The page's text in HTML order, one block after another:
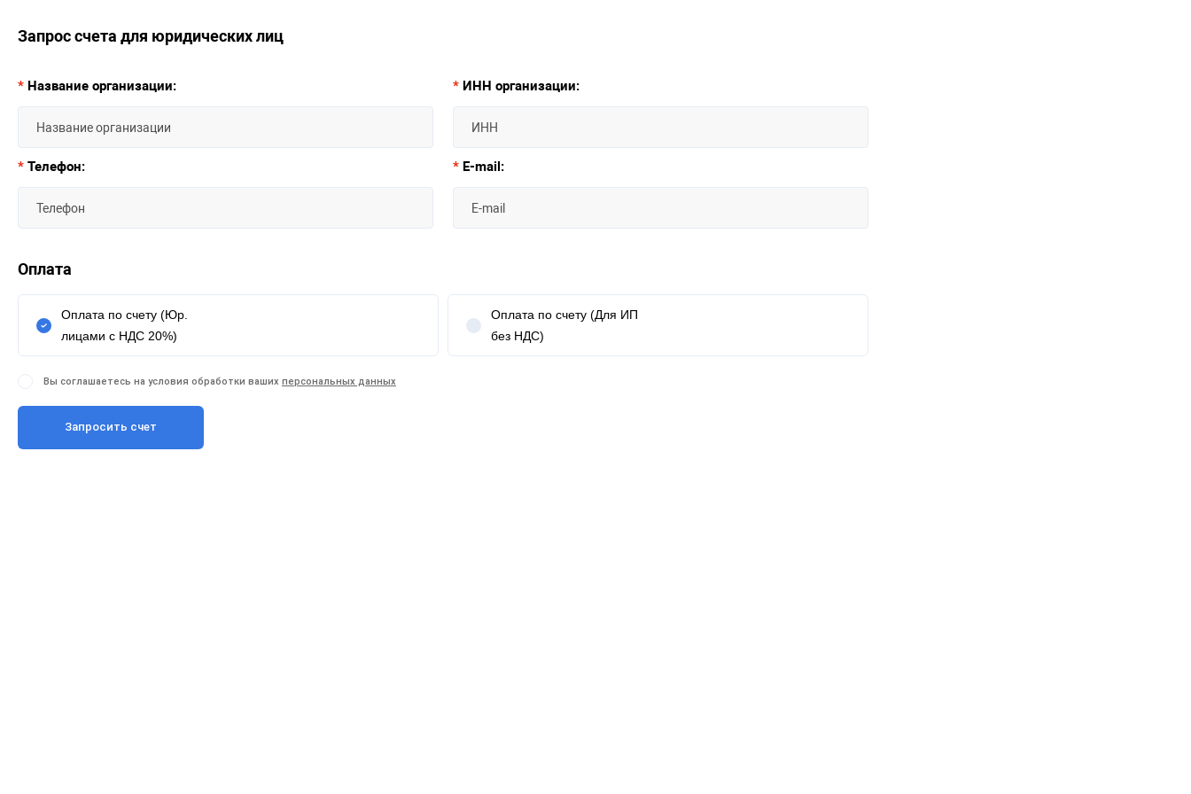
Запрос счета для юридических лиц
* Название организации: * ИНН организации:
* Телефон: * E-mail:
Оплата
Оплата по счету (Юр.
лицами с НДС 20%)
Оплата по счету (Для ИП
без НДС)
Вы соглашаетесь на условия обработки ваших персональных данных